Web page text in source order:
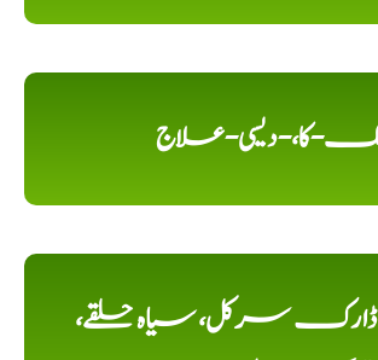
کا،-دیسی-علاج
ڈارک سرکل، سیاہ حلقے،